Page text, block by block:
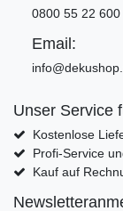
0800 55 22 600
Email:
Unser Service
Kostenlose
Profi-Service
Kauf auf